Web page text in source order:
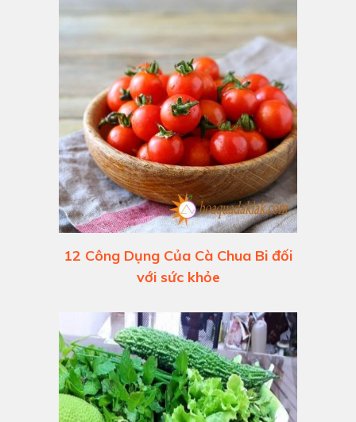
12 Công Dụng Của Cà Chua Bi đối
với sức khỏe